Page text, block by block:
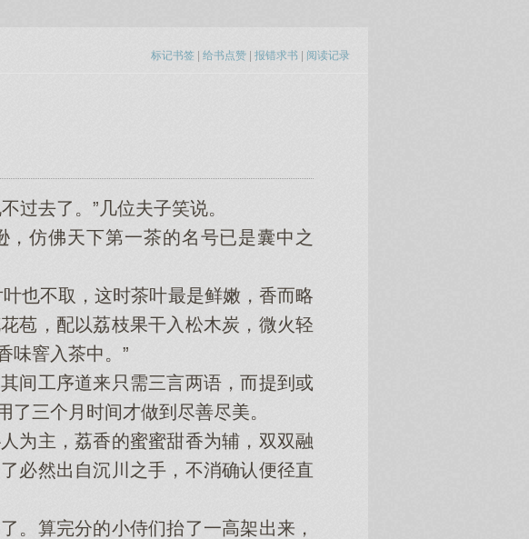
标记书签 | 给书点赞 | 报错求书 | 阅读记录
去了。”几位夫子笑说。
仿佛天下第一茶的名号已是囊中之
也不取，这时茶叶最是鲜嫩，香而略
苞，配以荔枝果干入松木炭，微火轻
味窨入茶中。”
工序道来只需三言两语，而提到或
三个月时间才做到尽善尽美。
主，荔香的蜜蜜甜香为辅，双双融
必然出自沉川之手，不消确认便径直
算完分的小侍们抬了一高架出来，